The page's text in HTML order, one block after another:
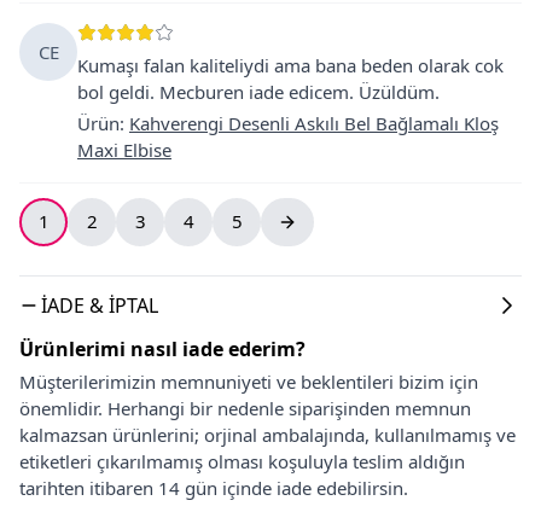
CE
Kumaşı falan kaliteliydi ama bana beden olarak cok
bol geldi. Mecburen iade edicem. Üzüldüm.
Ürün: Kahverengi Desenli Askılı Bel Bağlamalı Kloş
Maxi Elbise
1 2 3 4 5
İADE & İPTAL
Ürünlerimi nasıl iade ederim?
Müşterilerimizin memnuniyeti ve beklentileri bizim için
önemlidir. Herhangi bir nedenle siparişinden memnun
kalmazsan ürünlerini; orjinal ambalajında, kullanılmamış ve
etiketleri çıkarılmamış olması koşuluyla teslim aldığın
tarihten itibaren 14 gün içinde iade edebilirsin.